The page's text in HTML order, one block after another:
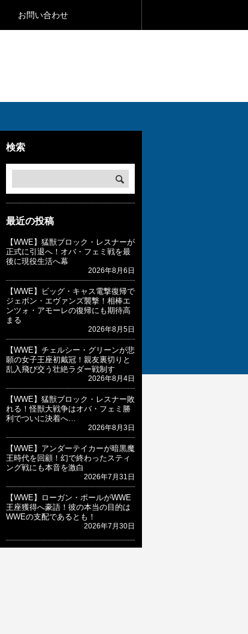
お問い合わせ
検索
最近の投稿
【WWE】猛獣ブロック・レスナーが
正式に引退へ！オバ・フェミ戦を最
後に現役生活へ幕
2026年8月6日
【WWE】ビッグ・キャス電撃復帰で
ジェボン・エヴァンズ襲撃！相棒エ
ンツォ・アモーレの復帰にも期待高
まる
2026年8月5日
【WWE】チェルシー・グリーンが悲
願の女子王座初戴冠！親友裏切りと
乱入飛び交う壮絶ラダー戦制す
2026年8月4日
【WWE】猛獣ブロック・レスナー敗
れる！怪獣大戦争はオバ・フェミ勝
利でついに決着へ…
2026年8月3日
【WWE】アンダーテイカーが暗黒魔
王時代を回顧！幻で終わったスティ
ング戦にも本音を激白
2026年7月31日
【WWE】ローガン・ポールがWWE
王座獲得へ豪語！彼の本当の目的は
WWEの支配であるとも！
2026年7月30日